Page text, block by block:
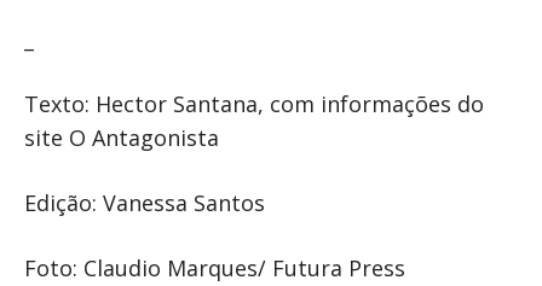
Texto: Hector Santana, com informações do
site O Antagonista
Edição: Vanessa Santos
Foto: Claudio Marques/ Futura Press